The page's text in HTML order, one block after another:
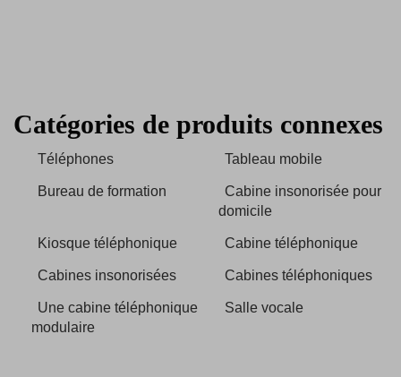
Catégories de produits connexes
Téléphones Tableau mobile
Bureau de formation
Cabine insonorisée pour
domicile
Kiosque téléphonique Cabine téléphonique
Cabines insonorisées Cabines téléphoniques
Une cabine téléphonique
modulaire
Salle vocale